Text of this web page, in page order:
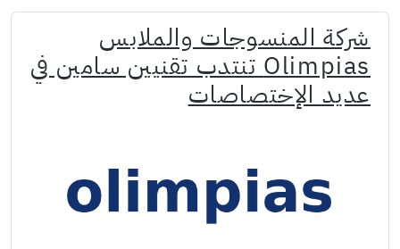
شركة المنسوجات والملابس
Olimpias تنتدب تقنيين سامين في
عديد الإختصاصات